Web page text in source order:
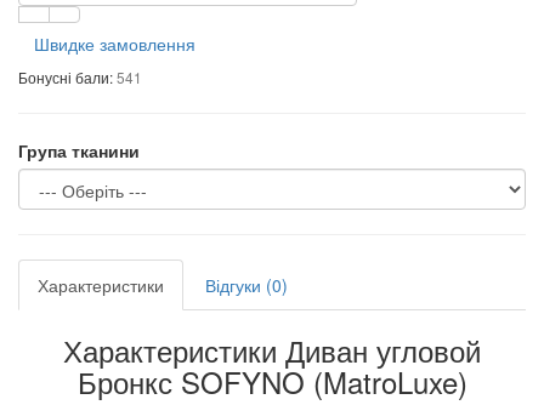
Швидке замовлення
Бонусні бали:541
Група тканини
Характеристики Відгуки (0)
Характеристики Диван угловой
Бронкс SOFYNO (MatroLuxe)